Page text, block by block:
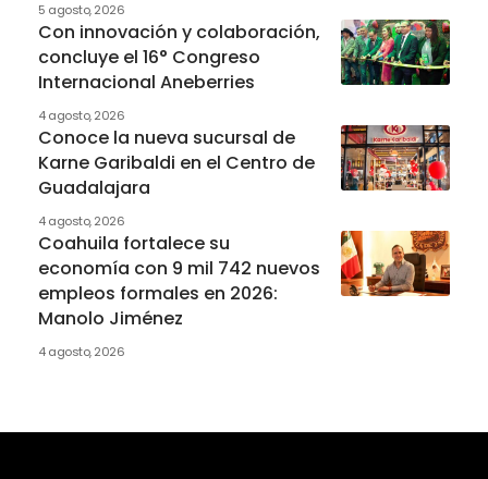
5 agosto, 2026
Con innovación y colaboración,
concluye el 16° Congreso
Internacional Aneberries
4 agosto, 2026
Conoce la nueva sucursal de
Karne Garibaldi en el Centro de
Guadalajara
4 agosto, 2026
Coahuila fortalece su
economía con 9 mil 742 nuevos
empleos formales en 2026:
Manolo Jiménez
4 agosto, 2026